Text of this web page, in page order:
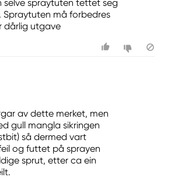
selve spraytuten tettet seg
Spraytuten må forbedres
dårlig utgave
av dette merket, men
gull mangla sikringen
så dermed vart
og futtet på sprayen
sprut, etter ca ein